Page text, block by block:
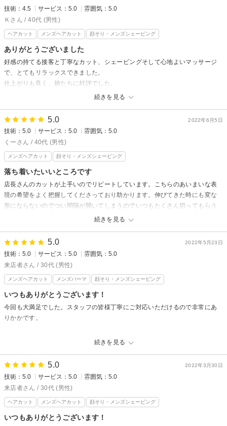
楽しみにしていてくださいませ！
技術：4.5 サービス：5.0
雰囲気：5.0
Ｋさん / 40代 (男性)
ヘアカット メンズヘアカット 顔そり・メンズシェービング
ありがとうございました
続きを見る
好感の持てる接客と丁寧なカット、シェービングそして心地よいマッサージ
で、とてもリラックスできました。
仕上がりも良く、娘たちに好評でした。
グレイスフルバーバー プラチナムからの返信
K様
先日はご来店いただきありがとうございました！口コミの投稿もありがと
うございます。
お客様にとって、当店が居心地の良い場所・癒やしの場所になれるようス
タッフ一同日々心がけております。今後も多くのお客様にご満足していた
だけるよう努めてまいりますので、またぜひお越しくださいませ＾＾
お待ちしております！
2022年6月5日
5.0
技術：5.0 サービス：5.0
雰囲気：5.0
くーさん / 40代 (男性)
メンズヘアカット 顔そり・メンズシェービング
落ち着いたいいところです
続きを見る
店長さんのカットが上手いのでリピートしています。こちらのあいまいな表
現の希望をよく把握してくださっており助かります。伸びてきた時にも変な
形にならないのでつい間隔が開いてしまうのでいつもたくさん切ってもらう
グレイスフルバーバー プラチナムからの返信
いろいろ褒めていただき嬉しいです！
切る瞬間はばっさり切れて楽しいです！笑、なるべく持ちが良いようにカ
期間があきすぎないようにお待ちしております！
お忙しい中、貴重なお時間をありがとうございます！
2022年5月23日
5.0
技術：5.0 サービス：5.0
雰囲気：5.0
来店者さん / 30代 (男性)
メンズヘアカット メンズパーマ 顔そり・メンズシェービング
いつもありがとうございます！
続きを見る
今回も大満足でした。スタッフの皆様丁寧にご対応いただけるので非常にあ
りかかです。
グレイスフルバーバー プラチナムからの返信
これからも居心地のいい時間を過ごしていただきたいです！
2022年3月30日
5.0
技術：5.0 サービス：5.0
雰囲気：5.0
来店者さん / 30代 (男性)
ヘアカット メンズヘアカット 顔そり・メンズシェービング
いつもありがとうございます！